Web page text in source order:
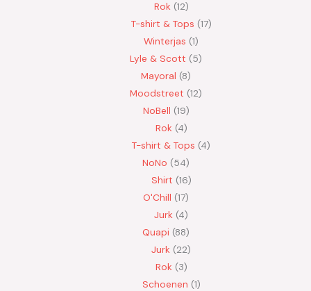
Rok 12
T-shirt & Tops 17
Winterjas 1
Lyle & Scott
5
Mayoral 8
Moodstreet 12
NoBell 19
Rok 4
T-shirt & Tops 4
NoNo
54
Shirt 16
O'Chill 17
Jurk 4
Quapi 88
Jurk 22
Rok 3
Schoenen 1